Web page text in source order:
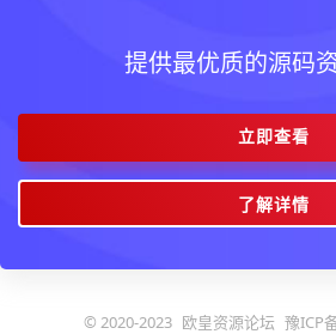
提供最优质的源码
立即查看
了解详情
© 2020-2023 欧皇资源论坛 豫ICP